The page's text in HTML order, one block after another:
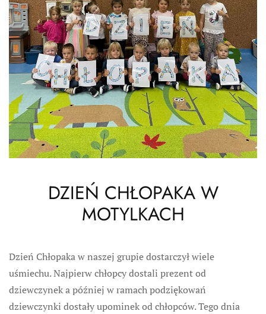
DZIEŃ CHŁOPAKA W
MOTYLKACH
Dzień Chłopaka w naszej grupie dostarczył wiele
uśmiechu. Najpierw chłopcy dostali prezent od
dziewczynek a później w ramach podziękowań
dziewczynki dostały upominek od chłopców. Tego dnia